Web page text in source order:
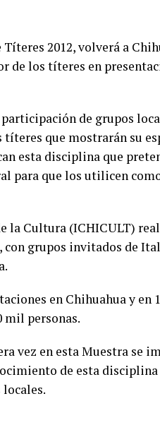
2012, volverá a
de los títeres en
de grupos
que mostrarán su
esta disciplina que
para que los utilicen
la Cultura (ICHICULT)
grupos invitados de
en Chihuahua y
mil personas.
vez en esta Muestra se
de esta